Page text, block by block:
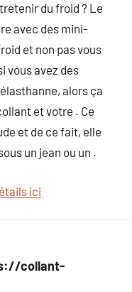
du froid ? Le
avec des mini-
et non pas vous
vous avez des
alors ça
et votre . Ce
et de ce fait, elle
un jean ou un .
ici
collant-